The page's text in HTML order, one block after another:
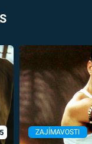
5 ZAJÍMAVOSTI